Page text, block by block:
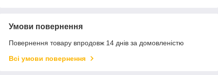
Умови повернення
Повернення товару впродовж 14 днів за домовленістю
Всі умови повернення